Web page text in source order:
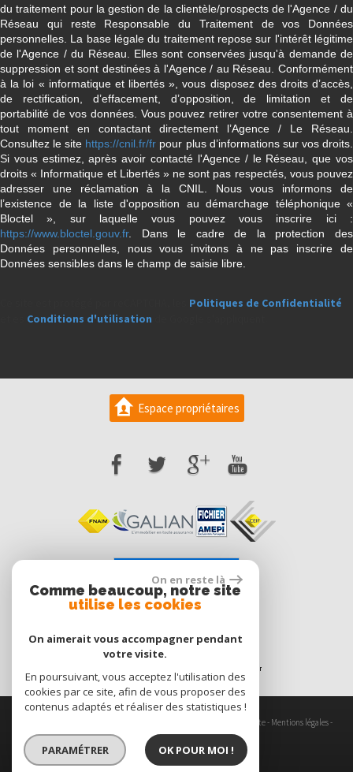
du traitement pour la gestion de la clientèle/prospects de l'Agence / du
Réseau qui reste Responsable du Traitement de vos Données
personnelles. La base légale du traitement repose sur l'intérêt légitime
de l'Agence / du Réseau. Elles sont conservées jusqu'à demande de
suppression et sont destinées à l'Agence / au Réseau. Conformément
à la loi « informatique et libertés », vous disposez des droits d’accès,
de rectification, d’effacement, d’opposition, de limitation et de
portabilité de vos données. Vous pouvez retirer votre consentement à
tout moment en contactant directement l’Agence / Le Réseau.
Consultez le site https://cnil.fr/fr pour plus d’informations sur vos droits.
Si vous estimez, après avoir contacté l'Agence / le Réseau, que vos
droits « Informatique et Libertés » ne sont pas respectés, vous pouvez
adresser une réclamation à la CNIL. Nous vous informons de
l’existence de la liste d'opposition au démarchage téléphonique «
Bloctel », sur laquelle vous pouvez vous inscrire ici :
https://www.bloctel.gouv.fr. Dans le cadre de la protection des
Données personnelles, nous vous invitons à ne pas inscrire de
Données sensibles dans le champ de saisie libre.
Politiques de Confidentialité
Conditions d'utilisation
Espace propriétaires
0 avis
Plan du site- Mentions légales-
Nos honoraires-Partenaires-Admin Politique RGPD
On en reste là
Comme beaucoup, notre site
utilise les cookies
On aimerait vous accompagner pendant
votre visite.
En poursuivant, vous acceptez l'utilisation des
cookies par ce site, afin de vous proposer des
contenus adaptés et réaliser des statistiques !
PARAMÉTRER OK POUR MOI !